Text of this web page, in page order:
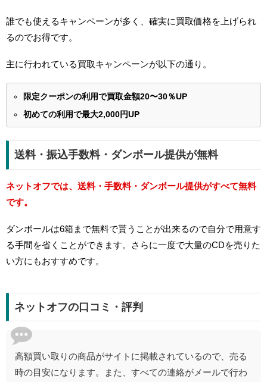
誰でも使えるキャンペーンが多く、確実に買取価格を上げられ
るのでお得です。
主に行われている買取キャンペーンが以下の通り。
限定クーポンの利用で買取金額20〜30％UP
初めての利用で最大2,000円UP
送料・振込手数料・ダンボール提供が無料
ネットオフでは、送料・手数料・ダンボール提供がすべて無料
です。
ダンボールは6箱まで無料で貰うことが出来るので自分で用意す
る手間を省くことができます。さらに一度で大量のCDを売りた
い方にもおすすめです。
ネットオフの口コミ・評判
高額買い取りの商品がサイトに掲載されているので、売る
時の目安になります。また、すべての連絡がメールで行わ